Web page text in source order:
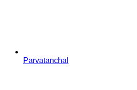
Parvatanchal